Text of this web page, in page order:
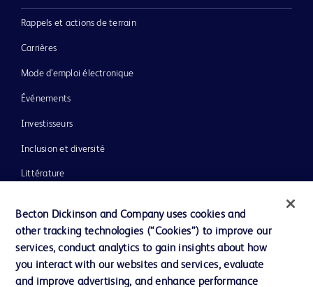
Rappels et actions de terrain
Carrières
Mode d’emploi électronique
Événements
Investisseurs
Inclusion et diversité
Littérature
Notre entreprise
Éthique et conformité
Assistance
Becton Dickinson and Company uses cookies and
other tracking technologies (“Cookies”) to improve our
services, conduct analytics to gain insights about how
you interact with our websites and services, evaluate
and improve advertising, and enhance performance